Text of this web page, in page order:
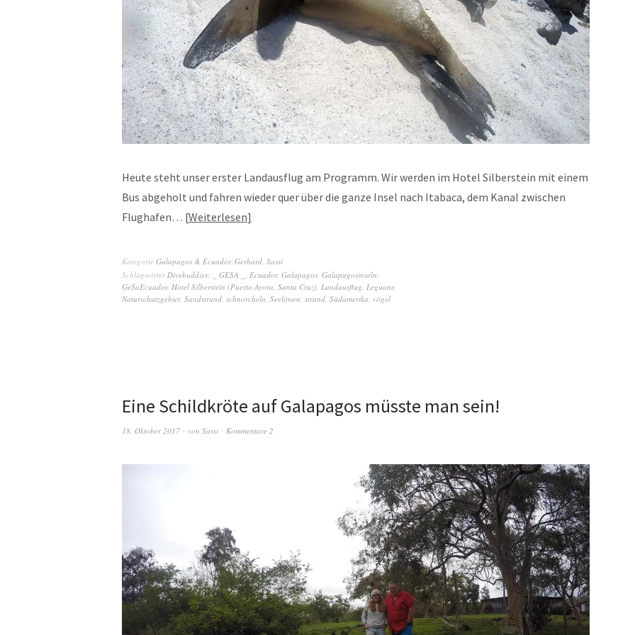
Heute steht unser erster Landausflug am Programm. Wir werden im Hotel Silberstein mit einem
Bus abgeholt und fahren wieder quer über die ganze Insel nach Itabaca, dem Kanal zwischen
Flughafen… Weiterlesen
Kategorie Galapagos & Ecuador, Gerhard, Sassi
SchlagwörterDivebuddies: _ GESA _ , Ecuador, Galapagos, Galapagosinseln,
GeSaEcuador, Hotel Silberstein (Puerto Ayora, Santa Cruz), Landausflug, Leguane,
Naturschutzgebiet, Sandstrand, schnorcheln, Seelöwen, strand, Südamerika, vögel
Eine Schildkröte auf Galapagos müsste man sein!
18. Oktober 2017 von Sassi Kommentare 2